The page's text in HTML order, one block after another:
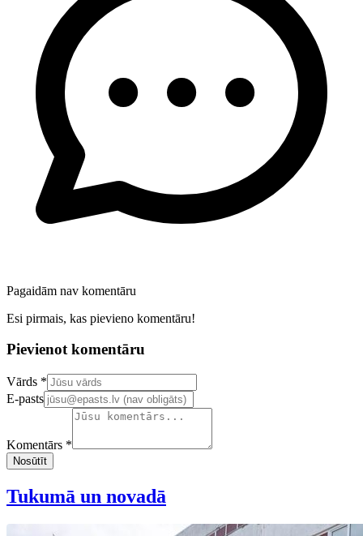
Pagaidām nav komentāru
Esi pirmais, kas pievieno komentāru!
Pievienot komentāru
Confirm your email address
Vārds *
E-pasts
Komentārs *
Nosūtīt
Tukumā un novadā